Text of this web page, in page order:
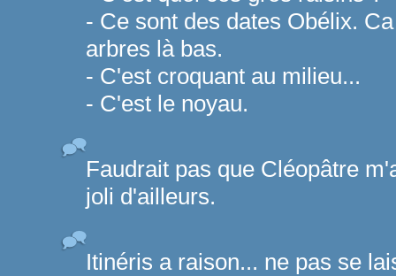
- Ce sont des dates Obélix.
arbres là bas.
- C'est croquant au milieu...
- C'est le noyau.
Faudrait pas que Cléopâtre
joli d'ailleurs.
Itinéris a raison... ne pas se